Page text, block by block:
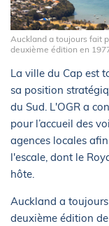
Auckland a toujours fait
deuxième édition en
La ville du Cap est
sa position
du Sud. L'OGR a
pour l’accueil des
agences locales
l'escale, dont le
hôte.
Auckland a
deuxième édition